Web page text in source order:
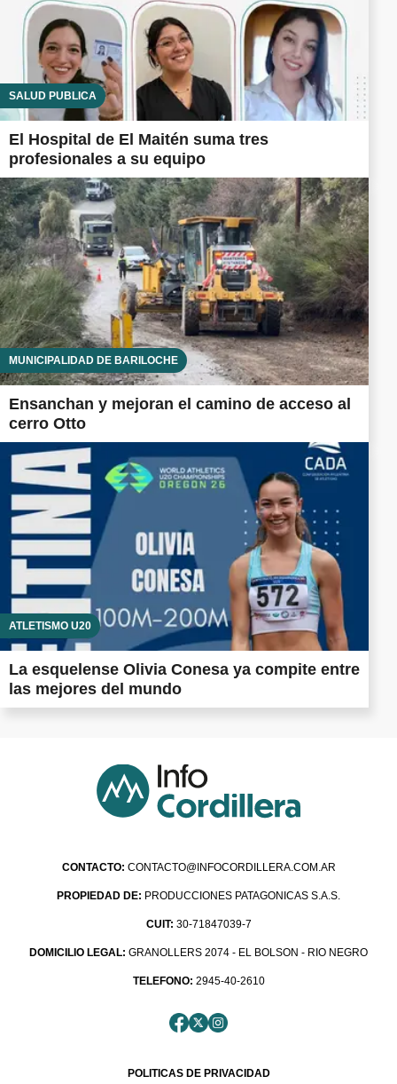
SALUD PÚBLICA
El Hospital de El Maitén suma tres
profesionales a su equipo
MUNICIPALIDAD DE BARILOCHE
Ensanchan y mejoran el camino de acceso al
cerro Otto
ATLETISMO U20
La esquelense Olivia Conesa ya compite entre
las mejores del mundo
CONTACTO: CONTACTO@INFOCORDILLERA.COM.AR
PROPIEDAD DE: PRODUCCIONES PATAGONICAS S.A.S.
CUIT: 30-71847039-7
DOMICILIO LEGAL: GRANOLLERS 2074 - EL BOLSON - RIO NEGRO
TELEFONO: 2945-40-2610
POLITICAS DE PRIVACIDAD